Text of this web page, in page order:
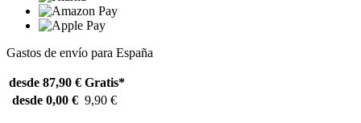
Gastos de envío para España
desde 87,90 € Gratis*
desde 0,00 € 9,90 €